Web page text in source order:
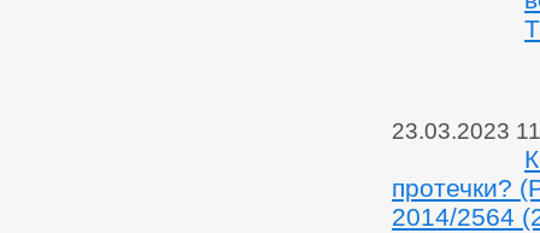
23.03.2023
протечки?
2014/2564